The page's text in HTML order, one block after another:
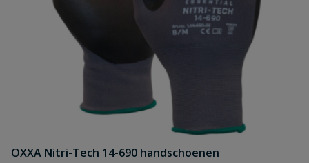
OXXA Nitri-Tech 14-690 handschoenen